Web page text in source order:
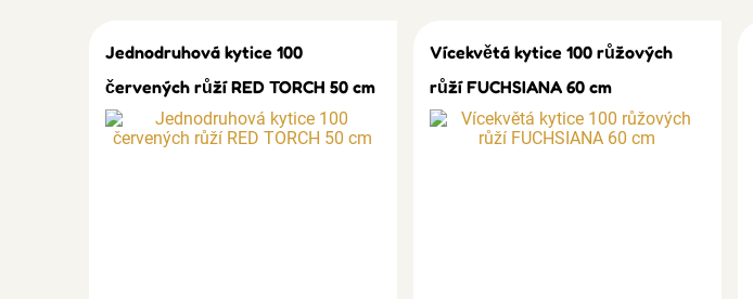
Jednodruhová kytice 100
červených růží RED TORCH 50 cm
Vícekvětá kytice 100 růžových
růží FUCHSIANA 60 cm